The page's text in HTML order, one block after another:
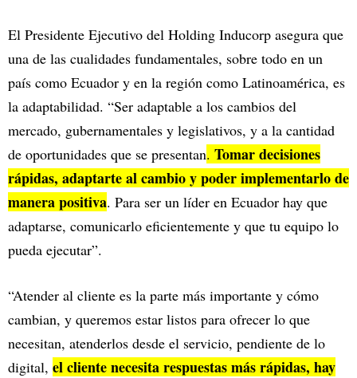
El Presidente Ejecutivo del Holding Inducorp asegura que
una de las cualidades fundamentales, sobre todo en un
país como Ecuador y en la región como Latinoamérica, es
la adaptabilidad. “Ser adaptable a los cambios del
mercado, gubernamentales y legislativos, y a la cantidad
de oportunidades que se presentan. Tomar decisiones
rápidas, adaptarte al cambio y poder implementarlo de
manera positiva. Para ser un líder en Ecuador hay que
adaptarse, comunicarlo eficientemente y que tu equipo lo
pueda ejecutar”.
“Atender al cliente es la parte más importante y cómo
cambian, y queremos estar listos para ofrecer lo que
necesitan, atenderlos desde el servicio, pendiente de lo
digital, el cliente necesita respuestas más rápidas, hay